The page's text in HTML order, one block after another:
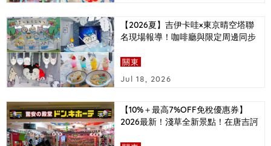
【2026夏】吉伊卡哇×東京晴空塔聯
名現場報導！咖啡廳與限定周邊同步
關東
Jul 18, 2026
【10%＋最高7%OFF免稅優惠券】
2026最新！淺草全新景點！在唐吉訶